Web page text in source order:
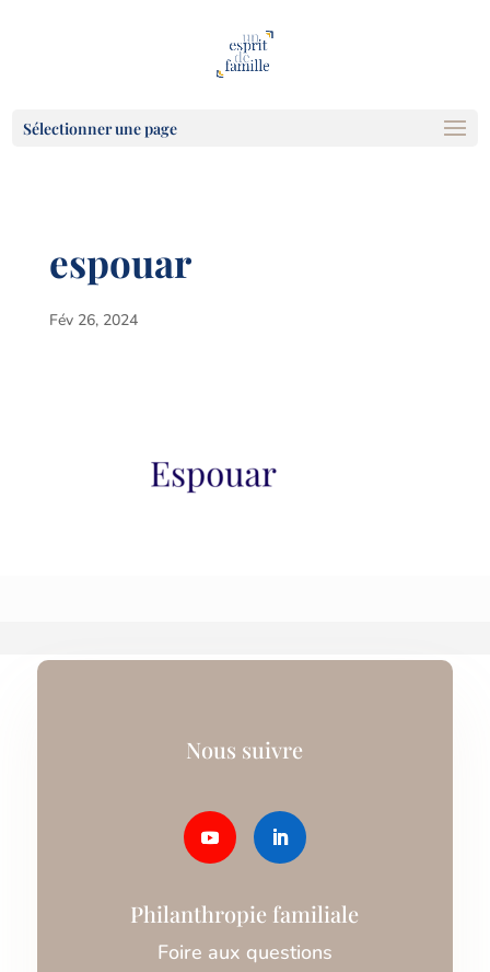
Sélectionner une page
espouar
Fév 26, 2024
Nous suivre
Philanthropie familiale
Foire aux questions